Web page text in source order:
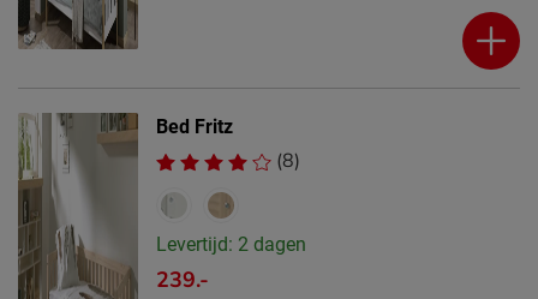
Bed Fritz
(8)
Levertijd: 2 dagen
239.-